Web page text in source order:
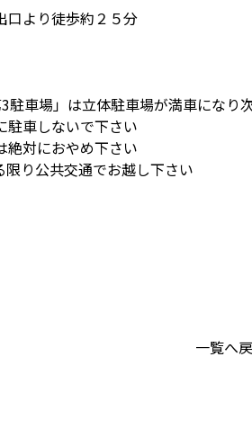
口より徒歩約２５分
車場」は立体駐車場が満車になり次
車しないで下さい
対におやめ下さい
り公共交通でお越し下さい
一覧へ